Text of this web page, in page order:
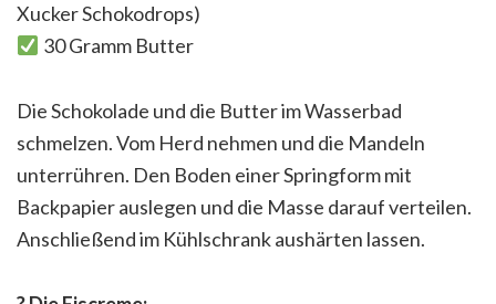
Xucker Schokodrops)
30 Gramm Butter
Die Schokolade und die Butter im Wasserbad
schmelzen. Vom Herd nehmen und die Mandeln
unterrühren. Den Boden einer Springform mit
Backpapier auslegen und die Masse darauf verteilen.
Anschließend im Kühlschrank aushärten lassen.